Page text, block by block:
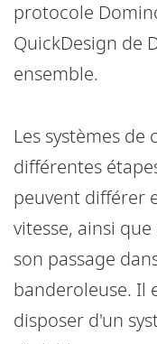
protocole
QuickDesign de
ensemble.
Les systèmes de
différentes
peuvent différer
vitesse, ainsi
son passage
banderoleuse. Il
disposer d'un